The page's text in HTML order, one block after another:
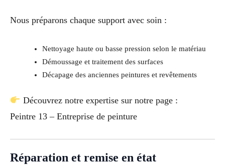
Nous préparons chaque support avec soin :
Nettoyage haute ou basse pression selon le matériau
Démoussage et traitement des surfaces
Décapage des anciennes peintures et revêtements
Découvrez notre expertise sur notre page :
Peintre 13 – Entreprise de peinture
Réparation et remise en état